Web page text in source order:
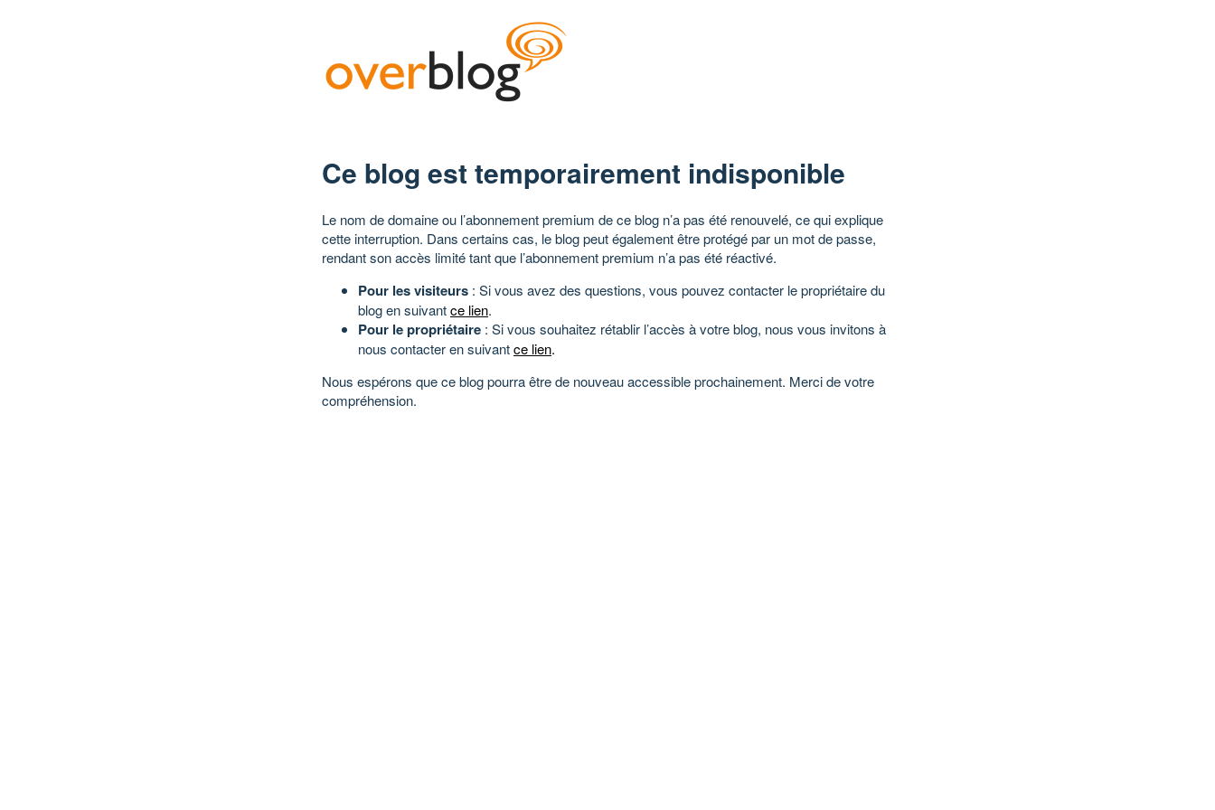
Ce blog est temporairement indisponible
Le nom de domaine ou l’abonnement premium de ce blog n’a pas été renouvelé, ce qui explique
cette interruption. Dans certains cas, le blog peut également être protégé par un mot de passe,
rendant son accès limité tant que l’abonnement premium n’a pas été réactivé.
Pour les visiteurs : Si vous avez des questions, vous pouvez contacter le propriétaire du
blog en suivantce lien.
Pour le propriétaire : Si vous souhaitez rétablir l’accès à votre blog, nous vous invitons à
nous contacter en suivantce lien.
Nous espérons que ce blog pourra être de nouveau accessible prochainement. Merci de votre
compréhension.